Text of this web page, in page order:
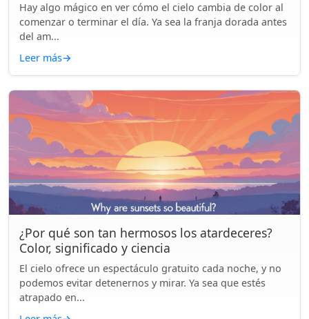
Hay algo mágico en ver cómo el cielo cambia de color al
comenzar o terminar el día. Ya sea la franja dorada antes
del am...
Leer más→
¿Por qué son tan hermosos los atardeceres?
Color, significado y ciencia
El cielo ofrece un espectáculo gratuito cada noche, y no
podemos evitar detenernos y mirar. Ya sea que estés
atrapado en...